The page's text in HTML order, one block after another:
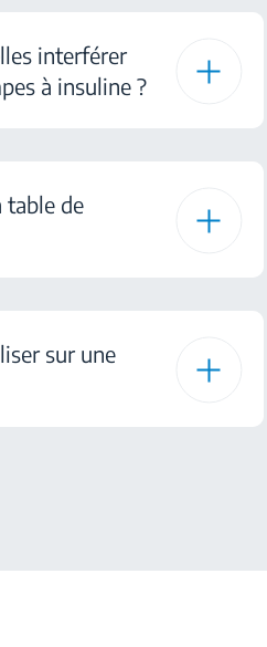
interférer
à insuline ?
table de
sur une